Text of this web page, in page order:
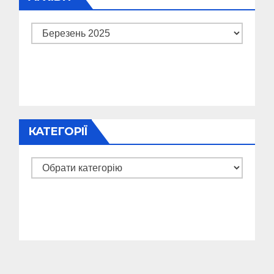
Архіви
КАТЕГОРІЇ
Категорії